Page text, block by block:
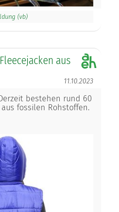
(vb)
aus
11.10.2023
bestehen rund 60
fossilen Rohstoffen.